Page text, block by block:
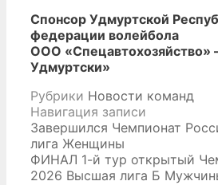
Спонсор Удмуртской
федерации волейбола
ООО «Спецавтохозяйство»
Удмуртски»
Рубрики Новости команд
Навигация записи
Завершился Чемпионат
лига Женщины
ФИНАЛ 1-й тур открытый
2026 Высшая лига Б